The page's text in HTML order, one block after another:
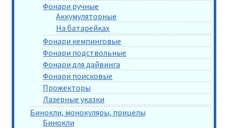
Фонари ручные
Аккумуляторные
На батарейках
Фонари кемпинговые
Фонари подствольные
Фонари для дайвинга
Фонари поисковые
Прожекторы
Лазерные указки
Бинокли, монокуляры, прицелы
Бинокли